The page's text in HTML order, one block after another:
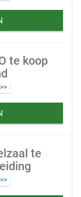
te koop
te